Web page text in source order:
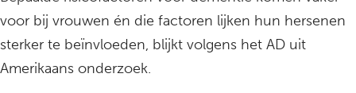
voor bij vrouwen én die factoren lijken hun hersenen
sterker te beïnvloeden, blijkt volgens het AD uit
Amerikaans onderzoek.